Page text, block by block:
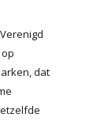
dat